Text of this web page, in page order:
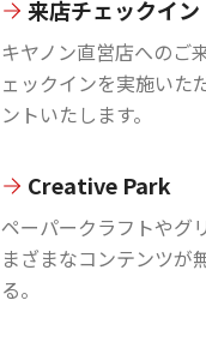
来店チェックイン
キヤノン直営店へのご
ェックインを実施いた
ントいたします。
Creative Park
ペーパークラフトやグ
まざまなコンテンツが
る。